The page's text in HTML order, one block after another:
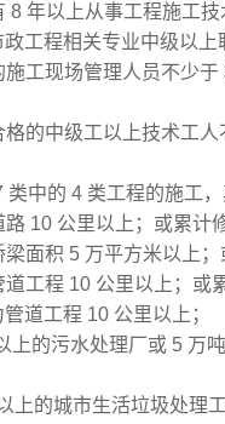
8 年以上从事工程施工
工程相关专业中级以上
施工现场管理人员不少
格的中级工以上技术工人
类中的 4 类工程的施工
路 10 公里以上；或累计
梁面积 5 万平方米以上
道工程 10 公里以上；
管道工程 10 公里以上；
上的污水处理厂或 5
上的城市生活垃圾处理